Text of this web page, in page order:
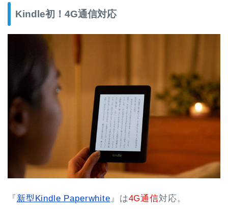
Kindle初！4G通信対応
『 新型Kindle Paperwhite』は4G通信対応。